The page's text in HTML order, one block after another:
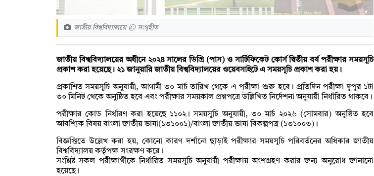
জাতীয় বিশ্ববিদ্যালয়ে © সংগৃহীত
জাতীয় বিশ্ববিদ্যালয়ের অধীনে ২০২৪ সালের ডিগ্রি (পাস) ও সার্টিফিকেট কোর্স দ্বিতীয় বর্ষ পরীক্ষার সময়সূচি
প্রকাশ করা হয়েছে। ২১ জানুয়ারি জাতীয় বিশ্ববিদ্যালয়ের ওয়েবসাইটে এ সময়সূচি প্রকাশ করা হয়।
প্রকাশিত সময়সূচি অনুযায়ী, আগামী ৩০ মার্চ তারিখ থেকে এ পরীক্ষা শুরু হবে। প্রতিদিন পরীক্ষা দুপুর ১টা
৩০ মিনিট থেকে অনুষ্ঠিত হবে এবং পরীক্ষার সময়কাল প্রশ্নপত্রে উল্লিখিত নির্দেশনা অনুযায়ী নির্ধারিত থাকবে।
পরীক্ষার কোড নির্ধারণ করা হয়েছে ১১০২। সময়সূচি অনুযায়ী, ৩০ মার্চ ২০২৬ (সোমবার) অনুষ্ঠিত হবে
আবশ্যিক বিষয় বাংলা জাতীয় ভাষা(১৩১০০১)/বাংলা জাতীয় ভাষা বিকল্পপত্র (১৩১০০৩)।
বিজ্ঞপ্তিতে উল্লেখ করা হয়, কোনো কারণ দর্শানো ছাড়াই পরীক্ষার সময়সূচি পরিবর্তনের অধিকার জাতীয়
বিশ্ববিদ্যালয় কর্তৃপক্ষ সংরক্ষণ করে।
সংশ্লিষ্ট সকল পরীক্ষার্থীকে নির্ধারিত সময়সূচি অনুযায়ী পরীক্ষায় অংশগ্রহণ করার জন্য অনুরোধ জানানো
হয়েছে।